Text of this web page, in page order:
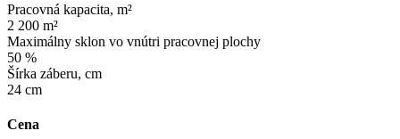
Pracovná kapacita, m²
2 200 m²
Maximálny sklon vo vnútri pracovnej plochy
50 %
Šírka záberu, cm
24 cm
Cena